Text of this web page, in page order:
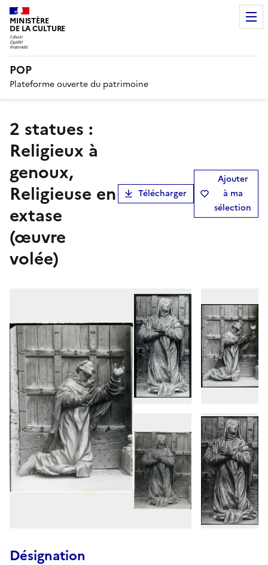
MINISTÈRE
DE LA CULTURE
POP
Plateforme ouverte du patrimoine
2 statues :
Religieux à
genoux,
Religieuse en
extase
(œuvre
volée)
Télécharger
Ajouter
à ma
sélection
Désignation